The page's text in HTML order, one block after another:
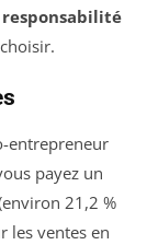
responsabilité
entrepreneur
payez un
21,2 %
les ventes en